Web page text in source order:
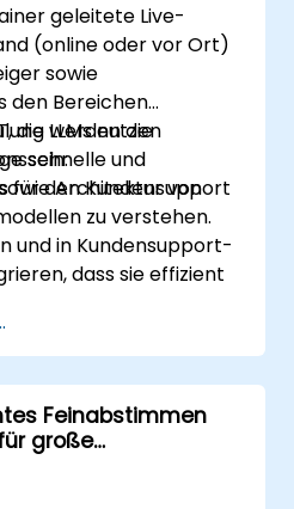
informieren.
geleitete Live-
(online oder vor Ort)
sowie
den Bereichen
die LLMs nutzen
und
für den Kundensupport
werden die
sein:
Architektur von
zu verstehen.
und in Kundensupport-
dass sie effizient
sowie das
Chatbots nachhaltig
zu berücksichtigen und
Feinabstimmen
große